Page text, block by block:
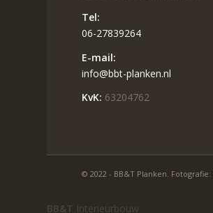
Tel:
06-27839264
E-mail:
info@bbt-planken.nl
KvK: 63204762
© 2022 - BB&T Planken. Fotografie:
BB&T Interieurbouw